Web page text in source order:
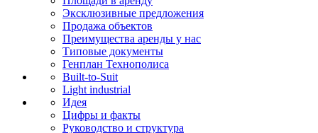
Эксклюзивные предложения
Продажа объектов
Преимущества аренды у нас
Типовые документы
Генплан Технополиса
Built-to-Suit
Light industrial
Идея
Цифры и факты
Руководство и структура